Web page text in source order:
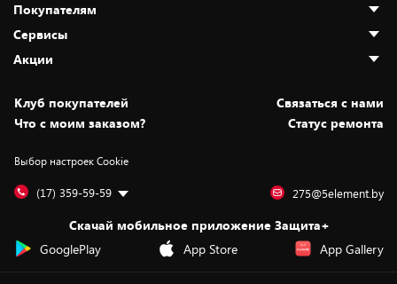
О нас
Адреса магазинов
Новости
Статьи и обзоры
Вакансии
Дай пять добру!
Покупателям
Как сделать заказ
Оплата и доставка
Безналичный расчёт
Обмен и возврат товара
Обработка персональных данных
Подарочные карты
Сервисы
Установка техники
Для игровых консолей
Для мобильных устройств
Для компьютеров
Сервисные центры
Акции
Скидки и промокоды
Белорусские товары
Бонусы
Оплата частями
Новинки
Клуб покупателей
Cвязаться с нами
Что с моим заказом?
Статус ремонта
Выбор настроек Cookie
(17) 359-59-59 275@5element.by
Скачай мобильное приложение Защита+
GooglePlay
App Store App Gallery